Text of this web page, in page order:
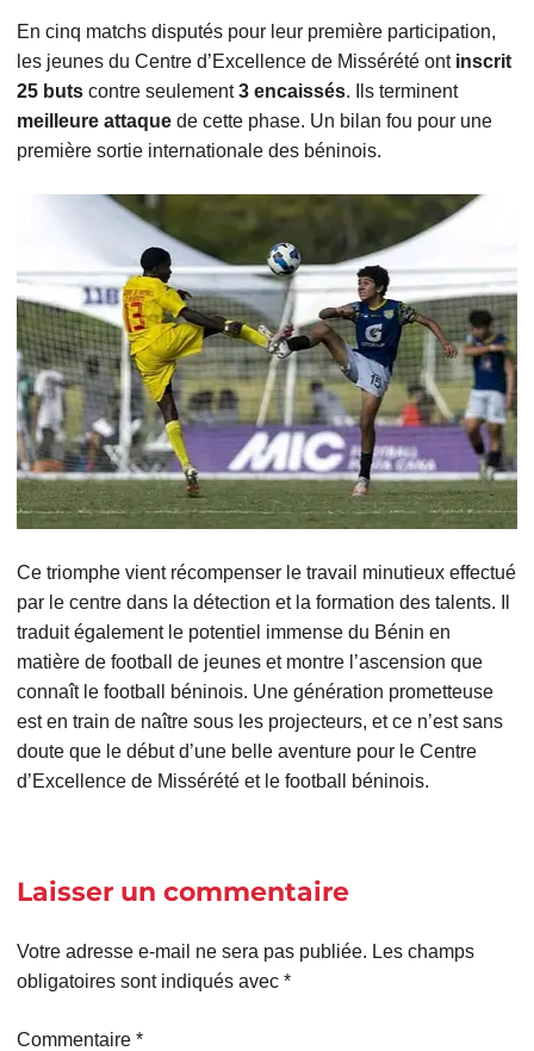
En cinq matchs disputés pour leur première participation,
les jeunes du Centre d’Excellence de Missérété ont inscrit
25 butscontre seulement3 encaissés. Ils terminent
meilleure attaquede cette phase. Un bilan fou pour une
première sortie internationale des béninois.
Ce triomphe vient récompenser le travail minutieux effectué
par le centre dans la détection et la formation des talents. Il
traduit également le potentiel immense du Bénin en
matière de football de jeunes et montre l’ascension que
connaît le football béninois. Une génération prometteuse
est en train de naître sous les projecteurs, et ce n’est sans
doute que le début d’une belle aventure pour le Centre
d’Excellence de Missérété et le football béninois.
Laisser un commentaire
Votre adresse e-mail ne sera pas publiée. Les champs
obligatoires sont indiqués avec *
Commentaire *